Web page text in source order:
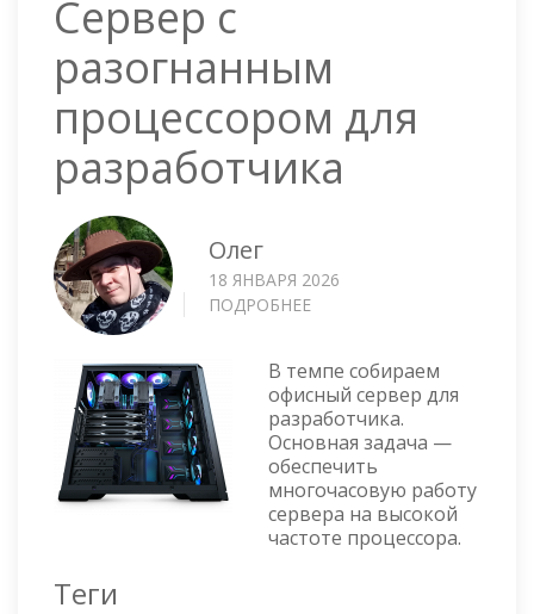
Сервер с
разогнанным
процессором для
разработчика
Олег
18 ЯНВАРЯ 2026
ПОДРОБНЕЕ
РАЗОГНАННЫМ
ПРОЦЕССОРОМ
ДЛЯ
РАЗРАБОТЧИКА
В темпе собираем
офисный сервер для
разработчика.
Основная задача —
обеспечить
многочасовую работу
сервера на высокой
частоте процессора.
Теги